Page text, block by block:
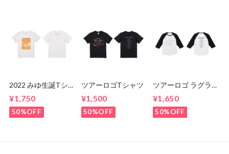
2022 みゆ生誕Tシ
¥1,750
50%OFF
ツアーロゴTシャツ
¥1,500
50%OFF
ツアーロゴ ラグラ
¥1,650
50%OFF